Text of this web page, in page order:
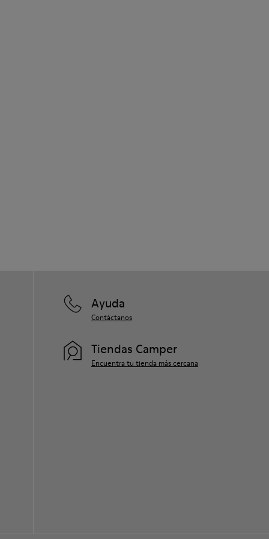
Ayuda
Contáctanos
Tiendas Camper
Encuentra tu tienda más cercana